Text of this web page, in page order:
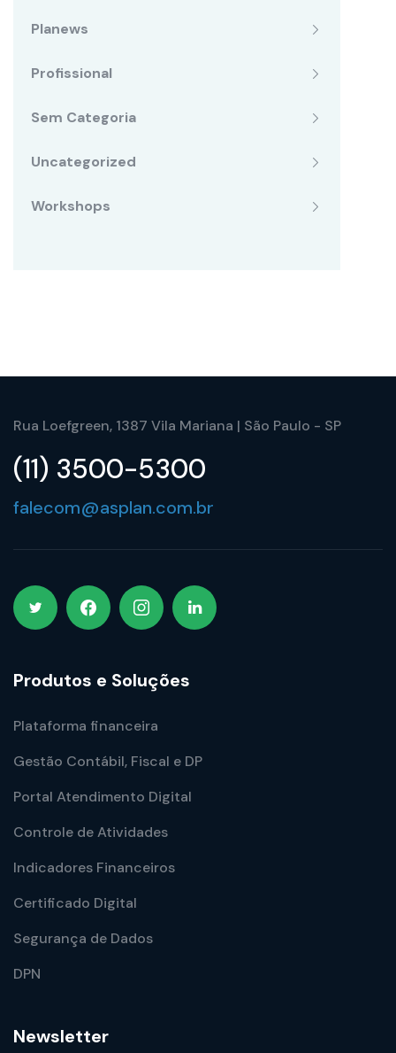
Planews
Profissional
Sem Categoria
Uncategorized
Workshops
Rua Loefgreen, 1387 Vila Mariana | São Paulo - SP
(11) 3500-5300
falecom@asplan.com.br
Produtos e Soluções
Plataforma financeira
Gestão Contábil, Fiscal e DP
Portal Atendimento Digital
Controle de Atividades
Indicadores Financeiros
Certificado Digital
Segurança de Dados
DPN
Newsletter